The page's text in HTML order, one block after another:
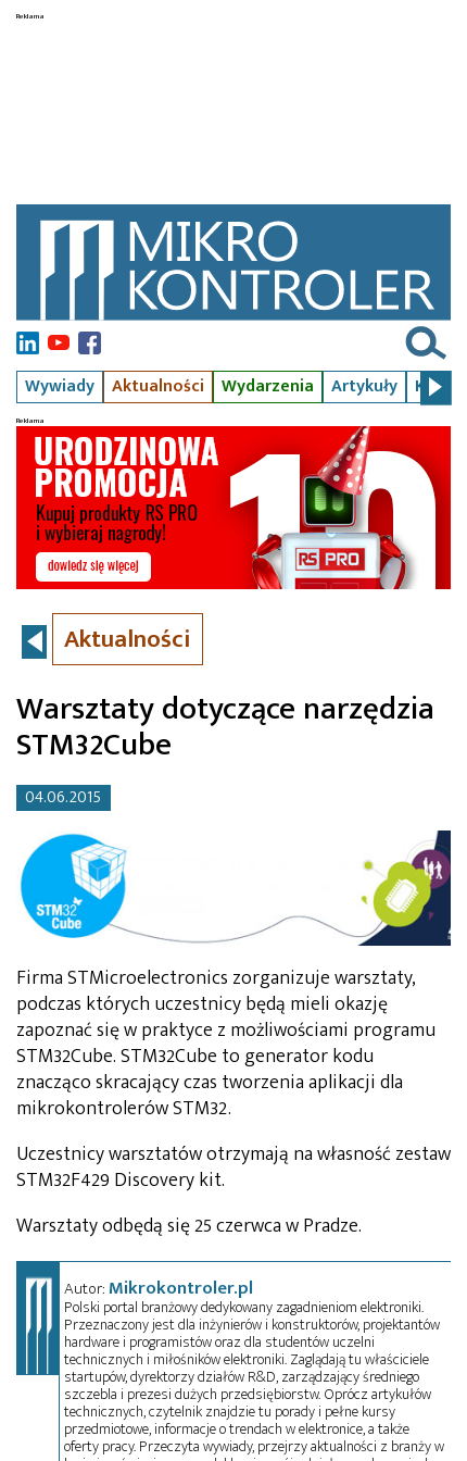
Wywiady Aktualności Wydarzenia Artykuły Kursy
Aktualności
Warsztaty dotyczące narzędzia
STM32Cube
04.06.2015
Firma STMicroelectronics zorganizuje warsztaty,
podczas których uczestnicy będą mieli okazję
zapoznać się w praktyce z możliwościami programu
STM32Cube. STM32Cube to generator kodu
znacząco skracający czas tworzenia aplikacji dla
mikrokontrolerów STM32.
Uczestnicy warsztatów otrzymają na własność zestaw
STM32F429 Discovery kit.
Warsztaty odbędą się 25 czerwca w Pradze.
Autor:Mikrokontroler.pl
Polski portal branżowy dedykowany zagadnieniom elektroniki.
Przeznaczony jest dla inżynierów i konstruktorów, projektantów
hardware i programistów oraz dla studentów uczelni
technicznych i miłośników elektroniki. Zaglądają tu właściciele
startupów, dyrektorzy działów R&D, zarządzający średniego
szczebla i prezesi dużych przedsiębiorstw. Oprócz artykułów
technicznych, czytelnik znajdzie tu porady i pełne kursy
przedmiotowe, informacje o trendach w elektronice, a także
oferty pracy. Przeczyta wywiady, przejrzy aktualności z branży w